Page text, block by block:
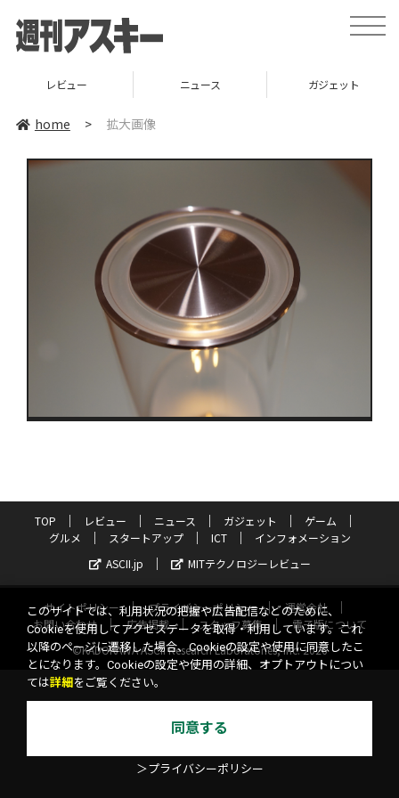
toggle
レビュー ニュース ガジェット
home > 拡大画像
TOP レビュー ニュース ガジェット
ゲーム
グルメ
スタートアップ ICT
インフォメーション
ASCII.jp
MITテクノロジーレビュー
サイトポリシー プライバシーポリシー
運営会社
お問い合わせ
広告掲載 スタッフ募集
電子版について
©KADOKAWA ASCII Research Laboratories, Inc. 2026
このサイトでは、利用状況の把握や広告配信などのために、
Cookieを使用してアクセスデータを取得・利用しています。これ
以降のページに遷移した場合、Cookieの設定や使用に同意したこ
とになります。Cookieの設定や使用の詳細、オプトアウトについ
ては詳細 をご覧ください。
同意する
＞プライバシーポリシー